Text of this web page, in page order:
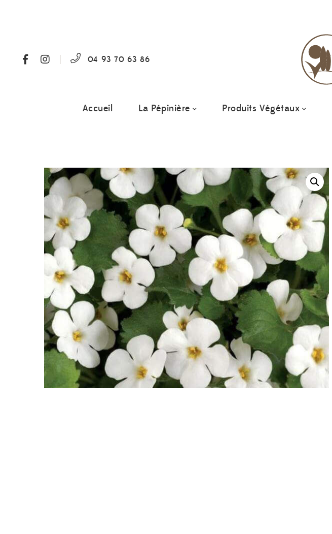
04 93 70 63 86
Accueil La Pépinière Produits Végétaux